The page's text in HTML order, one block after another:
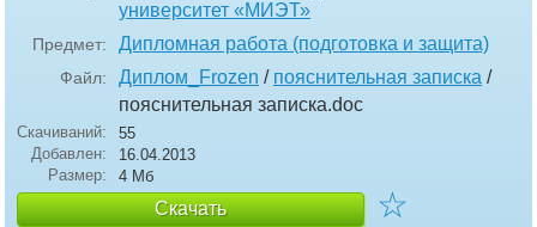
университет «МИЭТ»
Предмет: Дипломная работа (подготовка и защита)
Файл: Диплом_Frozen / пояснительная записка /
пояснительная записка.doc
Скачиваний:
55
Добавлен:
16.04.2013
Размер:
4 Мб
Скачать ☆